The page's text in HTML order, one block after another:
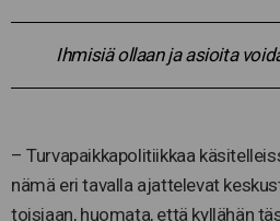
Ihmisiä ollaan ja asioita
– Turvapaikkapolitiikkaa
nämä eri tavalla ajattelevat
toisiaan, huomata, että kyllähän